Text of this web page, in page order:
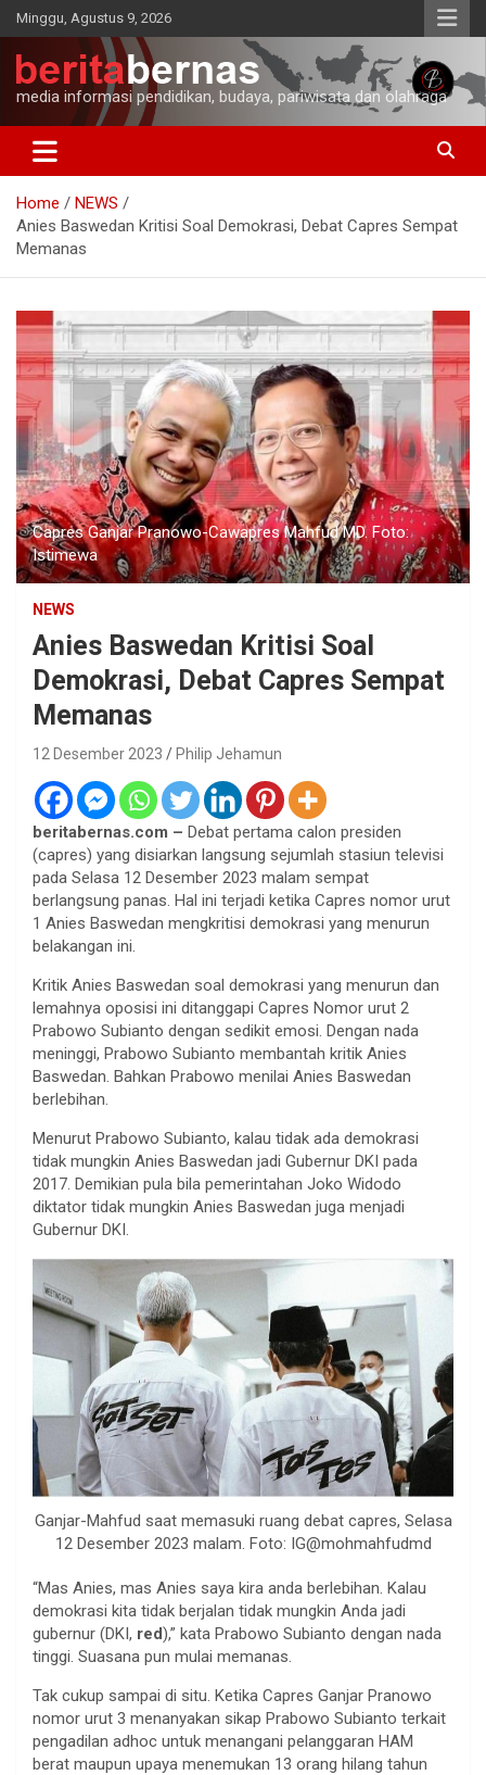
Skip
to
content
Minggu, Agustus 9, 2026
media informasi pendidikan, budaya, pariwisata dan olahraga
Home
NEWS
Anies Baswedan Kritisi Soal Demokrasi, Debat Capres Sempat
Memanas
Capres Ganjar Pranowo-Cawapres Mahfud MD. Foto:
Istimewa
NEWS
Anies Baswedan Kritisi Soal
Demokrasi, Debat Capres Sempat
Memanas
12 Desember 2023 Philip Jehamun
beritabernas.com – Debat pertama calon presiden
(capres) yang disiarkan langsung sejumlah stasiun televisi
pada Selasa 12 Desember 2023 malam sempat
berlangsung panas. Hal ini terjadi ketika Capres nomor urut
1 Anies Baswedan mengkritisi demokrasi yang menurun
belakangan ini.
Kritik Anies Baswedan soal demokrasi yang menurun dan
lemahnya oposisi ini ditanggapi Capres Nomor urut 2
Prabowo Subianto dengan sedikit emosi. Dengan nada
meninggi, Prabowo Subianto membantah kritik Anies
Baswedan. Bahkan Prabowo menilai Anies Baswedan
berlebihan.
Menurut Prabowo Subianto, kalau tidak ada demokrasi
tidak mungkin Anies Baswedan jadi Gubernur DKI pada
2017. Demikian pula bila pemerintahan Joko Widodo
diktator tidak mungkin Anies Baswedan juga menjadi
Gubernur DKI.
Ganjar-Mahfud saat memasuki ruang debat capres, Selasa
12 Desember 2023 malam. Foto: IG@mohmahfudmd
“Mas Anies, mas Anies saya kira anda berlebihan. Kalau
demokrasi kita tidak berjalan tidak mungkin Anda jadi
gubernur (DKI, red),” kata Prabowo Subianto dengan nada
tinggi. Suasana pun mulai memanas.
Tak cukup sampai di situ. Ketika Capres Ganjar Pranowo
nomor urut 3 menanyakan sikap Prabowo Subianto terkait
pengadilan adhoc untuk menangani pelanggaran HAM
berat maupun upaya menemukan 13 orang hilang tahun